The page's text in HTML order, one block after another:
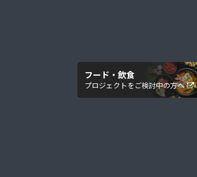
フード・飲食
プロジェクトをご検討中の方へ